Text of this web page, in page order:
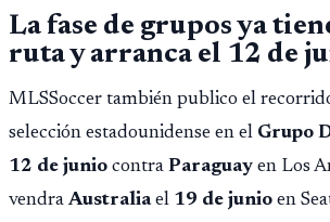
La fase de grupos ya
ruta y arranca el 12 de
MLSSoccer también publico el
selección estadounidense en el Grupo
12 de junio contra Paraguay en Los
vendraAustraliael 19 de junio en